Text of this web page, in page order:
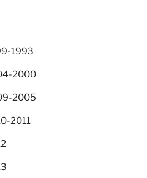
1993
2000
2005
2011